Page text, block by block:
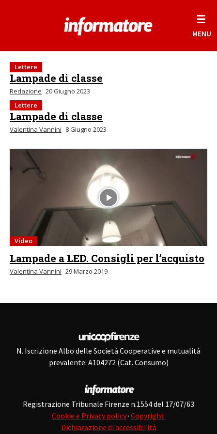
☰
MENU
Lettere
Lampade di classe
Redazione 20 Giugno 2023
Lettere
Lampade di classe
Valentina Vannini 8 Giugno 2023
Video
Lampade a LED. Consigli per l’acquisto
Valentina Vannini 29 Marzo 2019
N. Iscrizione Albo delle Società Cooperative e mutualità
prevalente: A104272 (Cat. Consumo)
Registrazione Tribunale Firenze n.1554 del 17/07/63
Cookie e Privacy policy· Copyright
Dichiarazione di accessibilità